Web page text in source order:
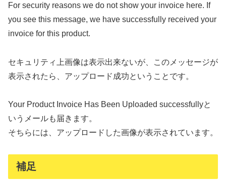
For security reasons we do not show your invoice here. If
you see this message, we have successfully received your
invoice for this product.
セキュリティ上画像は表示出来ないが、このメッセージが
表示されたら、アップロード成功ということです。
Your Product Invoice Has Been Uploaded successfullyと
いうメールも届きます。
そちらには、アップロードした画像が表示されています。
補足